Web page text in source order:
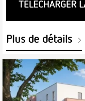
TELECHARGER
Plus de détails